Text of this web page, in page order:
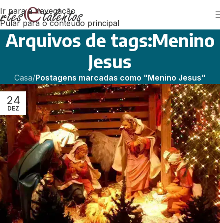
Ir para a navegação
Pular para o conteúdo principal
Arquivos de tags:Menino
Jesus
Casa/Postagens marcadas como "Menino Jesus"
24
DEZ